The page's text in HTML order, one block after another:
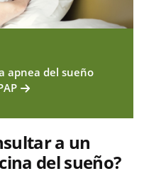
apnea del sueño
a un
del sueño?